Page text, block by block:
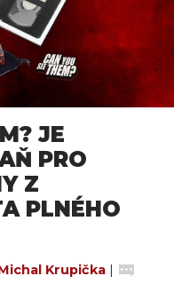
JE
PRO
Z
PLNÉHO
Krupička |